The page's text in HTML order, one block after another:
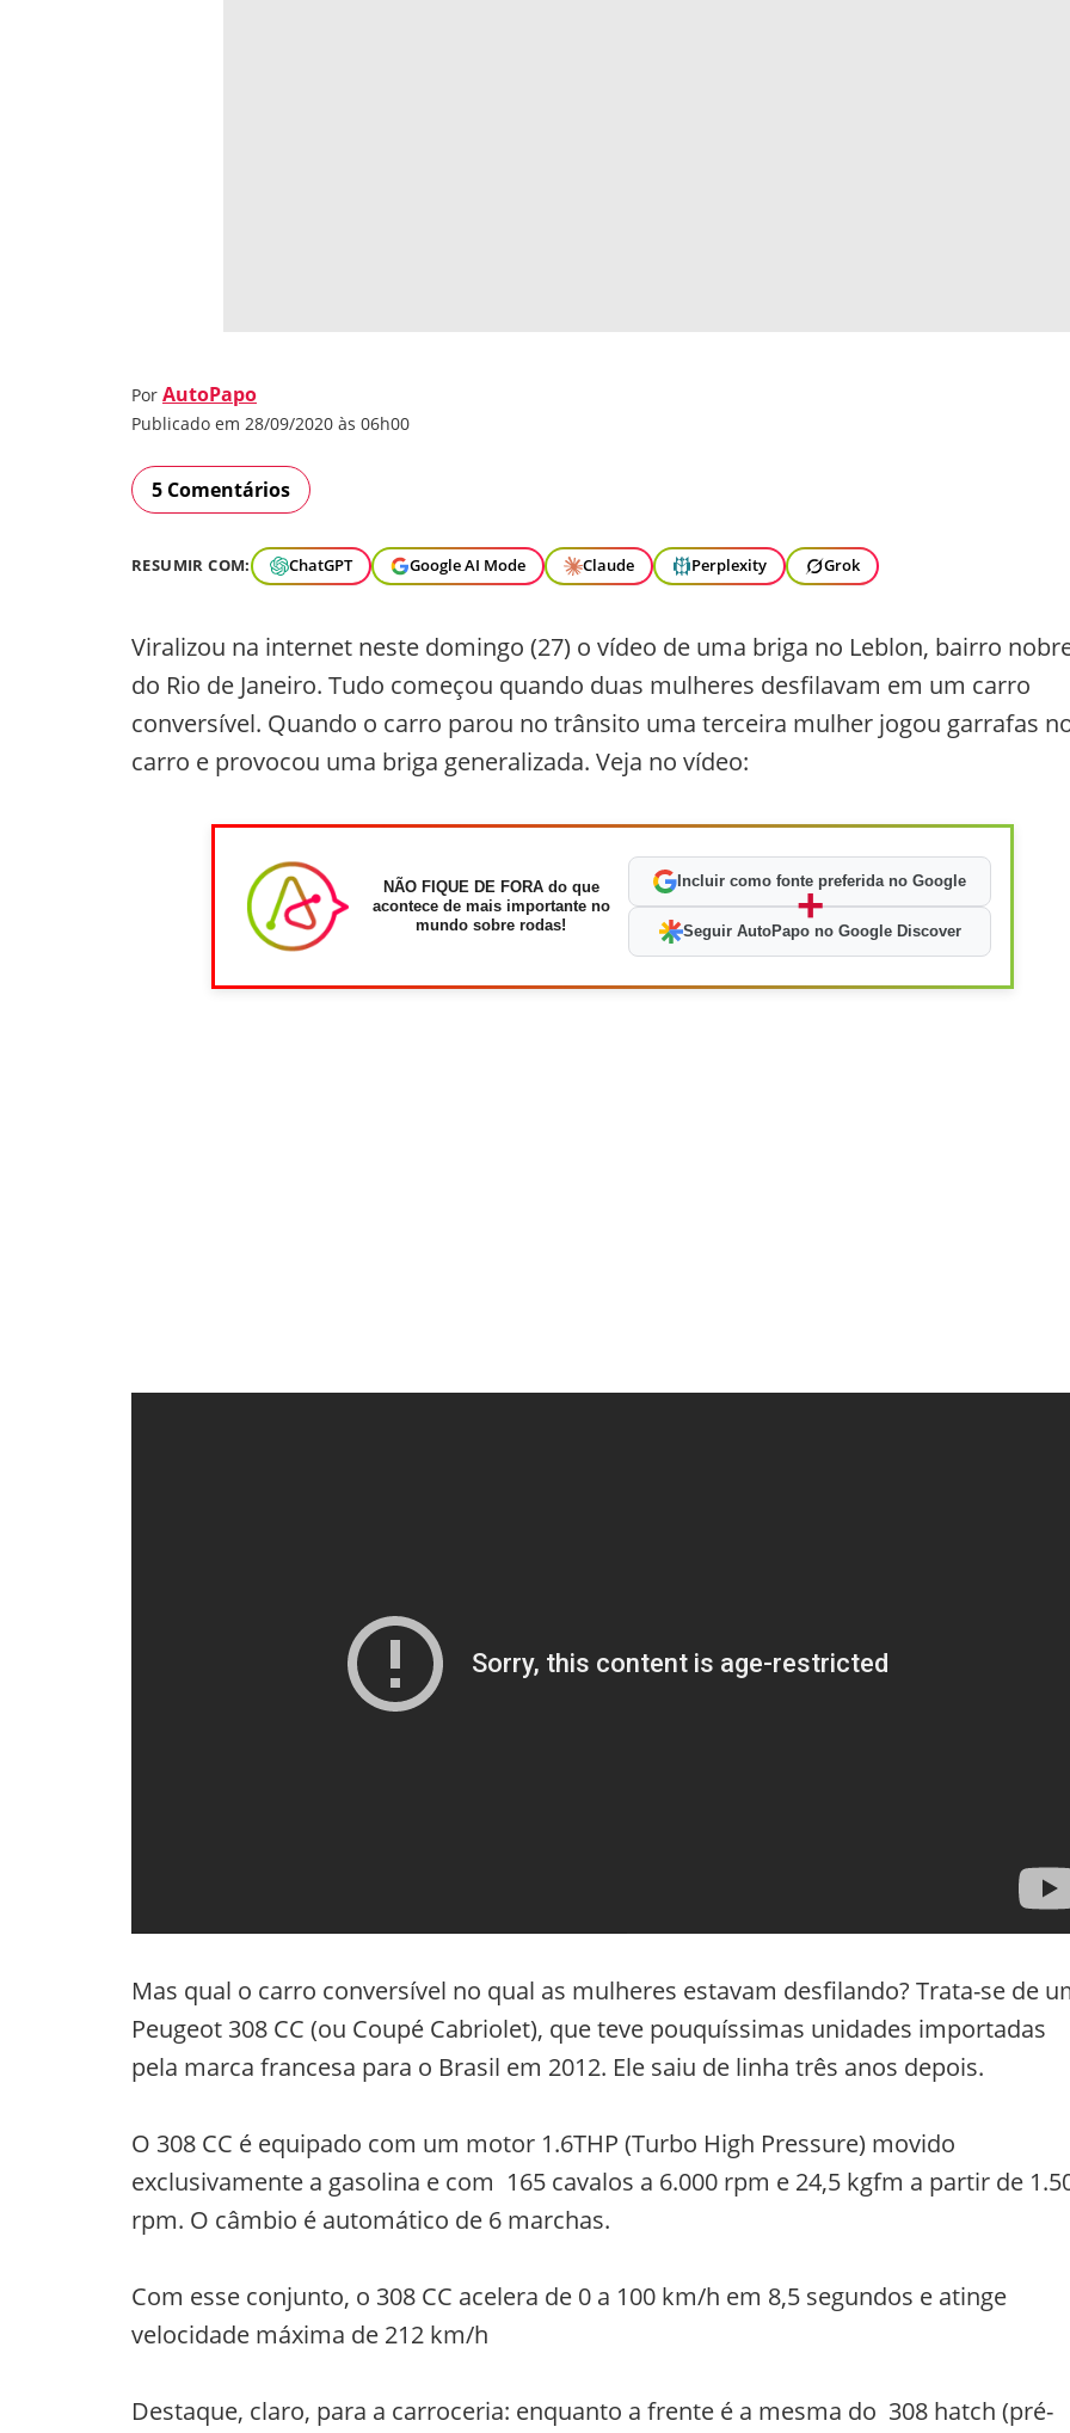
Por AutoPapo
Publicado em 28/09/2020 às 06h00
5 Comentários
RESUMIR COM: ChatGPT Google AI Mode Claude Perplexity Grok
Viralizou na internet neste domingo (27) o vídeo de uma briga no Leblon, bairro
do Rio de Janeiro. Tudo começou quando duas mulheres desfilavam em um carro
conversível. Quando o carro parou no trânsito uma terceira mulher jogou garrafas
carro e provocou uma briga generalizada. Veja no vídeo:
NÃO FIQUE DE FORA do que
acontece de mais importante no
mundo sobre rodas!
Incluir como fonte preferida no Google
+
Seguir AutoPapo no Google Discover
Mas qual o carro conversível no qual as mulheres estavam desfilando? Trata-se de
Peugeot 308 CC (ou Coupé Cabriolet), que teve pouquíssimas unidades importadas
pela marca francesa para o Brasil em 2012. Ele saiu de linha três anos depois.
O 308 CC é equipado com um motor 1.6THP (Turbo High Pressure) movido
exclusivamente a gasolina e com 165 cavalos a 6.000 rpm e 24,5 kgfm a partir de
rpm. O câmbio é automático de 6 marchas.
Com esse conjunto, o 308 CC acelera de 0 a 100 km/h em 8,5 segundos e atinge
velocidade máxima de 212 km/h
Destaque, claro, para a carroceria: enquanto a frente é a mesma do 308 hatch (pré-